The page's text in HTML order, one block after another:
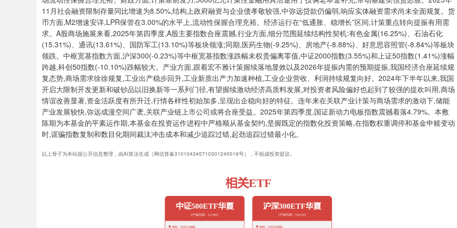
11月社会融资限制存量同比增速为8.50%,结构上政府融资与企业债孝敬较强,中弥远贷款仍偏弱,响应实体融资需求尚未全面规复。货
币方面,M2增速安详,LPR保管在3.00%的水平上,流动性保握合理充裕。经济运行在“低通胀、稳增长”区间,计策重点转向提振有用需
求。A股商场施展来看,2025年第四季度,A股主要指数合座震撼,行业方面,细分范围延续结构性契机:有色金属(16.25%)、石油石化
(15.31%)、通讯(13.61%)、国防军工(13.10%)等板块领涨;同期,医药生物(-9.25%)、房地产(-8.88%)、好意思容照管(-8.84%)等板块
领跌。中枢宽基指数方面,沪深300(-0.23%)等中枢宽基指数涨跌幅未权贵偏离零值,中证2000指数(3.55%)和上证50指数(1.41%)涨幅
跨越,科创50指数(-10.10%)跌幅较大。产业方面,跟着宏不雅计策握续落地显效以及2026年提振内需的预期提振,我国经济合座延续规
复态势,商场需求徐徐规复,工业出产稳步回升,工业新质出产力加速种植,工业企业营收、利润持续规复向好。2024年下半年以来,我国
开启大限制开发更新和破钞品以旧换新等一系列门径,有望握续激动经济高质料发展,对投资者风险偏好也起到了较强的提欢叫用,商场
情谊改善显著,资金活跃度有所升迁,行情各样性初始加多,呈现出企稳向好的特征。连年来在关联产业计策与商场需求的激动下,储能
产业发展较快,弥远成漫空间广袤,关联产业链上市公司或将合座受益。2025年第四季度,国证新动力电板指数震撼着落4.79%。本敷
陈期为本基金的平素运作期,本基金在投资运作进程中严格顺从基金契约,坚握既定的指数化投资策略,在指数权重调停和基金申赎变动
时,诓骗指数复制和数目化期间裁汰冲击成本和减少追踪过错,起劲追踪过错最小化。
以上骨子为本站据公开信息整理，由AI算法生成（网信算备310104345710301240019号），不组成投资提议。